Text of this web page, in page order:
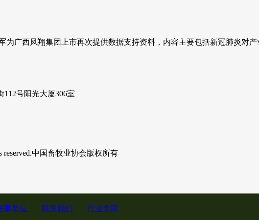
为广西凤翔集团上市再次提供数据支持资料，内容主要包括新冠肺炎对
号阳光大厦306室
reserved.中国畜牧业协会版权所有
事单位 联系我们
行业专家